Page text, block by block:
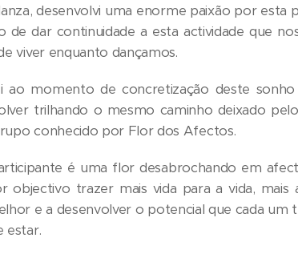
desenvolvi uma enorme paixão por
de dar continuidade a esta actividade que
viver enquanto dançamos.
ao momento de concretização deste
trilhando o mesmo caminho deixado
conhecido por Flor dos Afectos.
é uma flor desabrochando em
objectivo trazer mais vida para a vida, mais
e a desenvolver o potencial que cada
estar.